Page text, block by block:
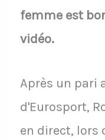
femme est
vidéo.
Après un pari
d'Eurosport,
en direct, lors